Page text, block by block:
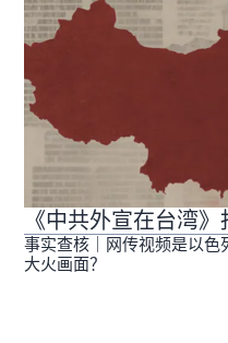
《中共外宣在台湾
事实查核｜网传视频是以色
大火画面？